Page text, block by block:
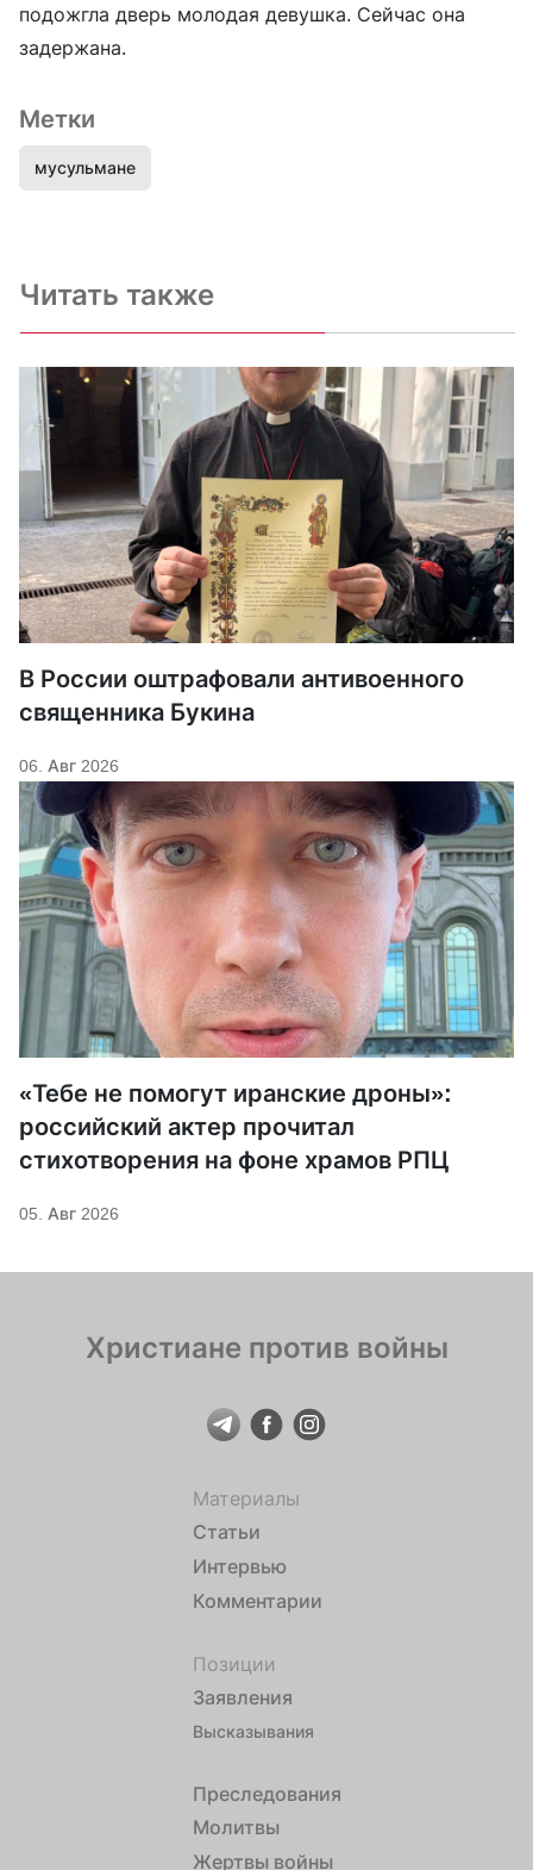
подожгла дверь молодая девушка. Сейчас она
задержана.
Метки
мусульмане
Читать также
В России оштрафовали антивоенного
священника Букина
06. Авг 2026
«Тебе не помогут иранские дроны»:
российский актер прочитал
стихотворения на фоне храмов РПЦ
05. Авг 2026
Христиане против войны
Материалы
Статьи
Интервью
Комментарии
Позиции
Заявления
Высказывания
Преследования
Молитвы
Жертвы войны